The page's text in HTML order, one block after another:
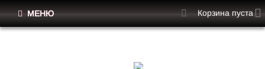
МЕНЮ Корзина пуста